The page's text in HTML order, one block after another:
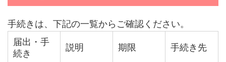
手続きは、下記の一覧からご確認ください。
届出・手
続き
説明 期限 手続き先